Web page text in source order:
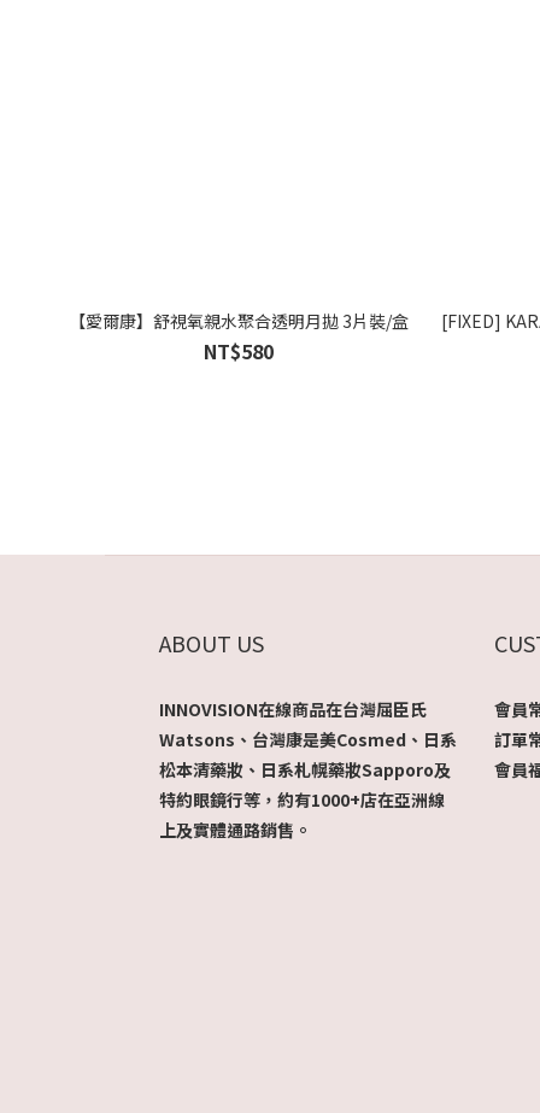
【愛爾康】舒視氧親水聚合透明月拋 3片裝/盒
NT$580
[FIXED]
ABOUT US
INNOVISION在線商品在台灣屈臣氏
Watsons、台灣康是美Cosmed、日系
松本清藥妝、日系札幌藥妝Sapporo及
特約眼鏡行等，約有1000+店在亞洲線
上及實體通路銷售。
會員
訂單
會員